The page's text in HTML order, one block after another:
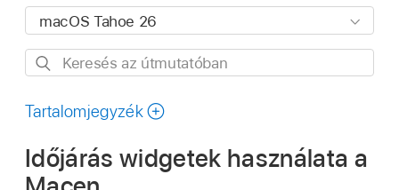
Keresés
útmutatóban
Tartalomjegyzék
Időjárás widgetek használata a